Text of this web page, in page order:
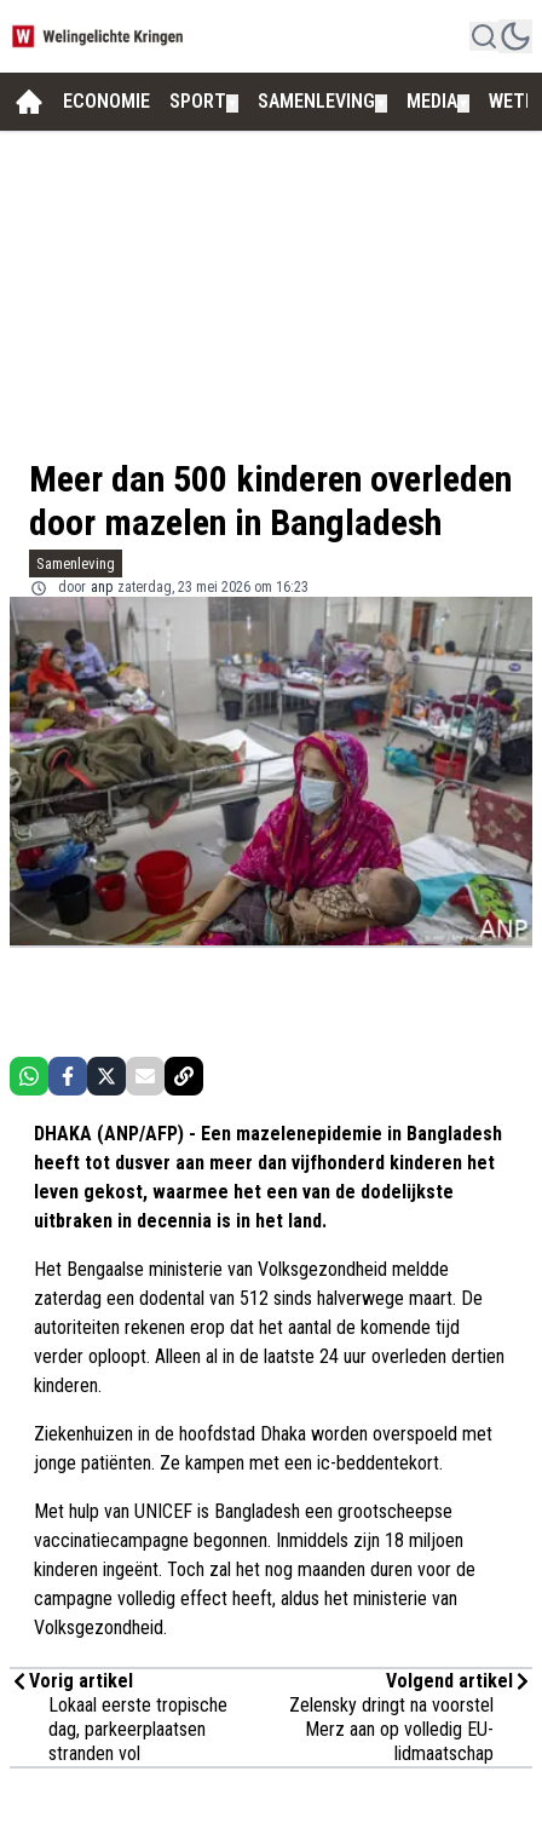
ECONOMIE SPORT SAMENLEVING MEDIA
Meer dan 500 kinderen overleden
door mazelen in Bangladesh
Samenleving
door anp zaterdag, 23 mei 2026 om 16:23
DHAKA (ANP/AFP) - Een mazelenepidemie in Bangladesh
heeft tot dusver aan meer dan vijfhonderd kinderen het
leven gekost, waarmee het een van de dodelijkste
uitbraken in decennia is in het land.
Het Bengaalse ministerie van Volksgezondheid meldde
zaterdag een dodental van 512 sinds halverwege maart. De
autoriteiten rekenen erop dat het aantal de komende tijd
verder oploopt. Alleen al in de laatste 24 uur overleden dertien
kinderen.
Ziekenhuizen in de hoofdstad Dhaka worden overspoeld met
jonge patiënten. Ze kampen met een ic-beddentekort.
Met hulp van UNICEF is Bangladesh een grootscheepse
vaccinatiecampagne begonnen. Inmiddels zijn 18 miljoen
kinderen ingeënt. Toch zal het nog maanden duren voor de
campagne volledig effect heeft, aldus het ministerie van
Volksgezondheid.
Vorig artikel
Lokaal eerste tropische
dag, parkeerplaatsen
stranden vol
Volgend artikel
Zelensky dringt na voorstel
Merz aan op volledig EU-
lidmaatschap